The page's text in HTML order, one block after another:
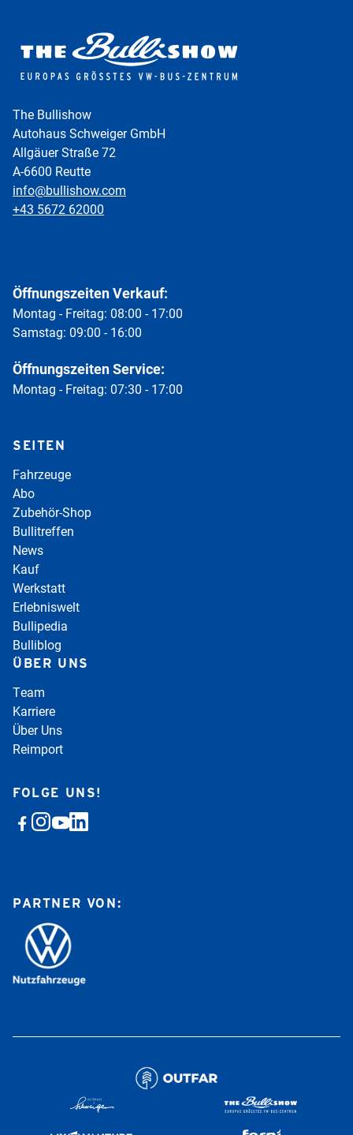
The Bullishow
Autohaus Schweiger GmbH
Allgäuer Straße 72
A-6600 Reutte
info@bullishow.com
+43 5672 62000
Öffnungszeiten Verkauf:
Montag - Freitag: 08:00 - 17:00
Samstag: 09:00 - 16:00
Öffnungszeiten Service:
Montag - Freitag: 07:30 - 17:00
SEITEN
Fahrzeuge
Abo
Zubehör-Shop
Bullitreffen
News
Kauf
Werkstatt
Erlebniswelt
Bullipedia
Bulliblog
ÜBER UNS
Team
Karriere
Über Uns
Reimport
FOLGE UNS!
PARTNER VON: